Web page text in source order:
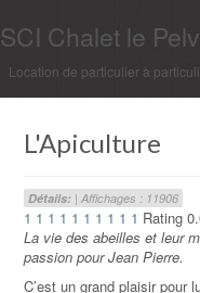
SCI Chalet le
Location de particulier à
L'Apiculture
Détails: | Affichages : 11906
1 1 1 1 1 1 1 1 1 1 Rating
La vie des abeilles et leur
passion pour Jean Pierre.
C’est un grand plaisir pour